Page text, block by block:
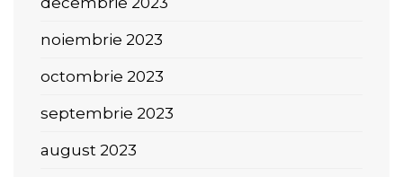
noiembrie 2023
octombrie 2023
septembrie 2023
august 2023